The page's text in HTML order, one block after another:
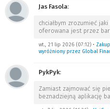
Jas Fasola:
chciałbym zrozumieć
oferowana jest przez
wt., 21 lip 2026 (07:12) •
wyróżniony przez Global
PykPyk:
Zamiast zajmować się
beznadziejną aplikację